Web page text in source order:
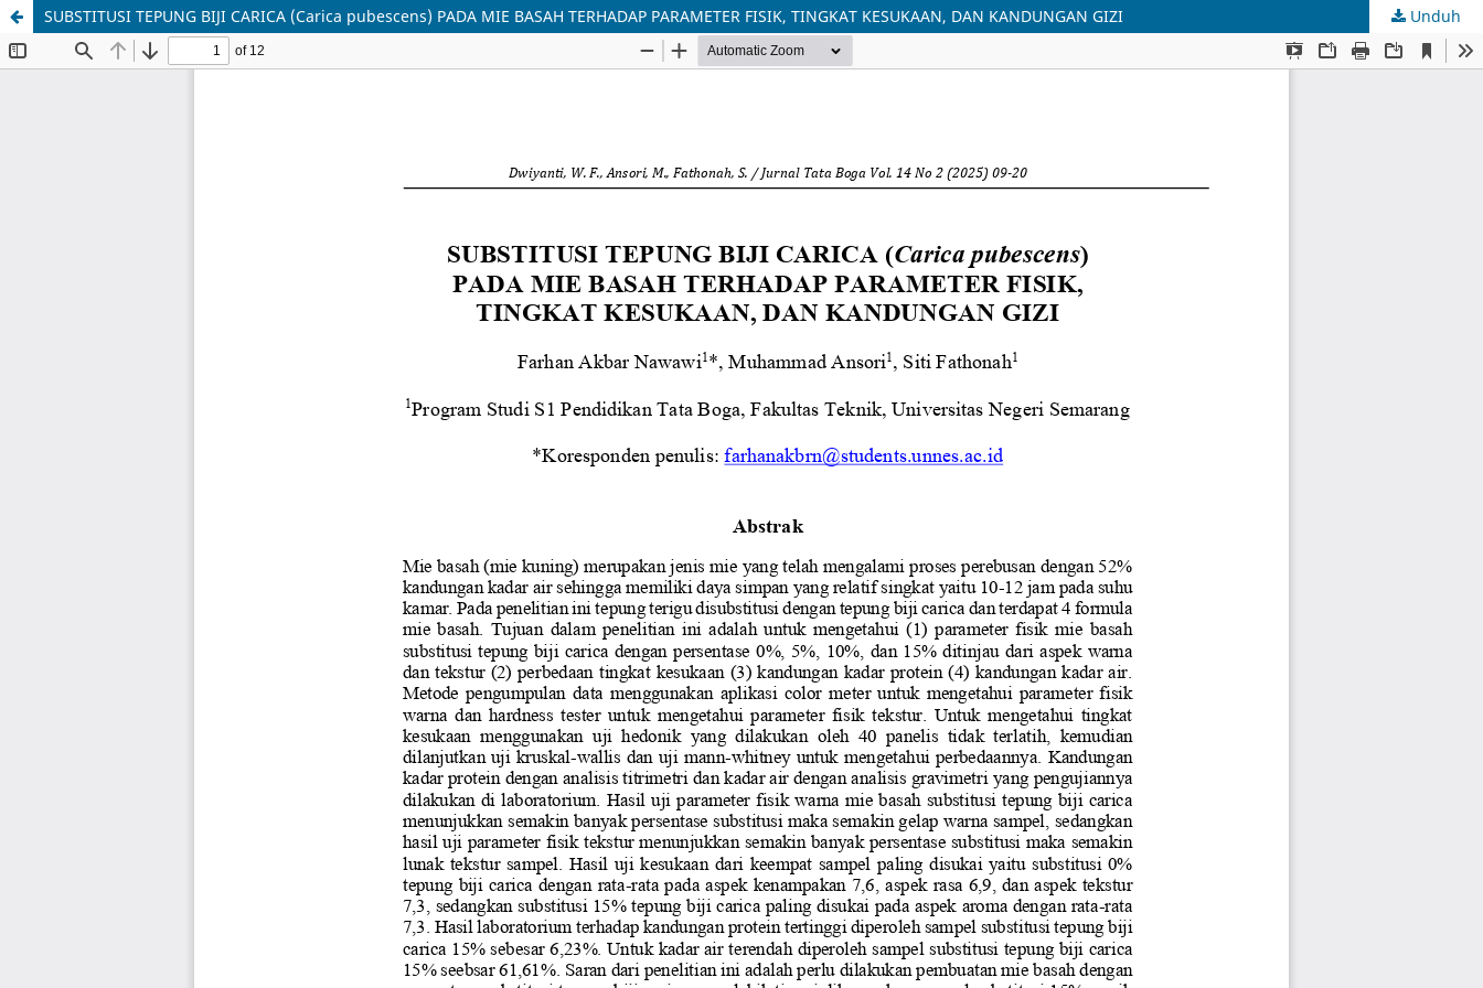
SUBSTITUSI TEPUNG BIJI CARICA (Carica pubescens) PADA MIE BASAH TERHADAP PARAMETER FISIK, TINGKAT KESUKAAN, DAN KANDUNGAN GIZI Unduh